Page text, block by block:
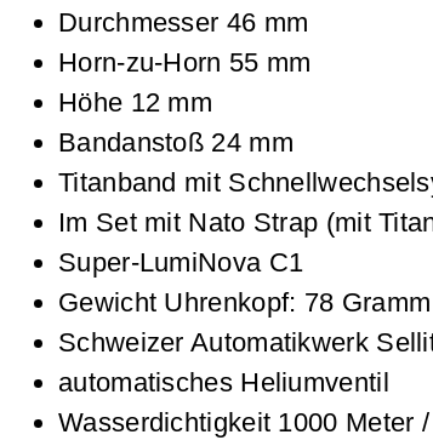
Durchmesser 46 mm
Horn-zu-Horn 55 mm
Höhe 12 mm
Bandanstoß 24 mm
Titanband mit
Im Set mit Nato Strap (mit
Super-LumiNova C1
Gewicht Uhrenkopf: 78 Gramm
Schweizer Automatikwerk
automatisches Heliumventil
Wasserdichtigkeit 1000 Meter